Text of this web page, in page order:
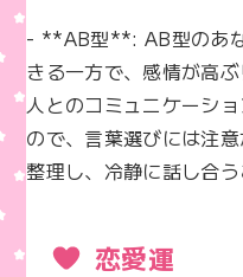
- **AB型**: AB型のあ
きる一方で、感情が高
人とのコミュニケーシ
ので、言葉選びには注
整理し、冷静に話し合う
恋愛運